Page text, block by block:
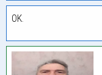
OK.